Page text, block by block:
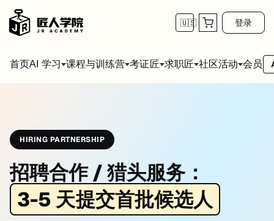
🇺🇸 登录
首页AI 学习 课程与训练营 考证匠 求职匠 社区活动 会员
HIRING PARTNERSHIP
招聘合作 / 猎头服务：
3-5 天提交首批候选人